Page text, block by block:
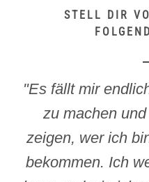
STELL DIR
"Es fällt mir
zu machen
zeigen, wer ich
bekommen. Ich